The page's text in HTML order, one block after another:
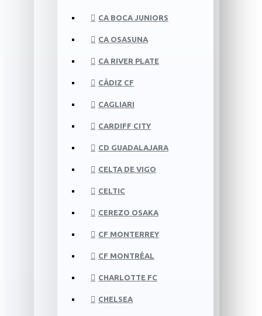
CA BOCA JUNIORS
CA OSASUNA
CA RIVER PLATE
CÁDIZ CF
CAGLIARI
CARDIFF CITY
CD GUADALAJARA
CELTA DE VIGO
CELTIC
CEREZO OSAKA
CF MONTERREY
CF MONTRÉAL
CHARLOTTE FC
CHELSEA